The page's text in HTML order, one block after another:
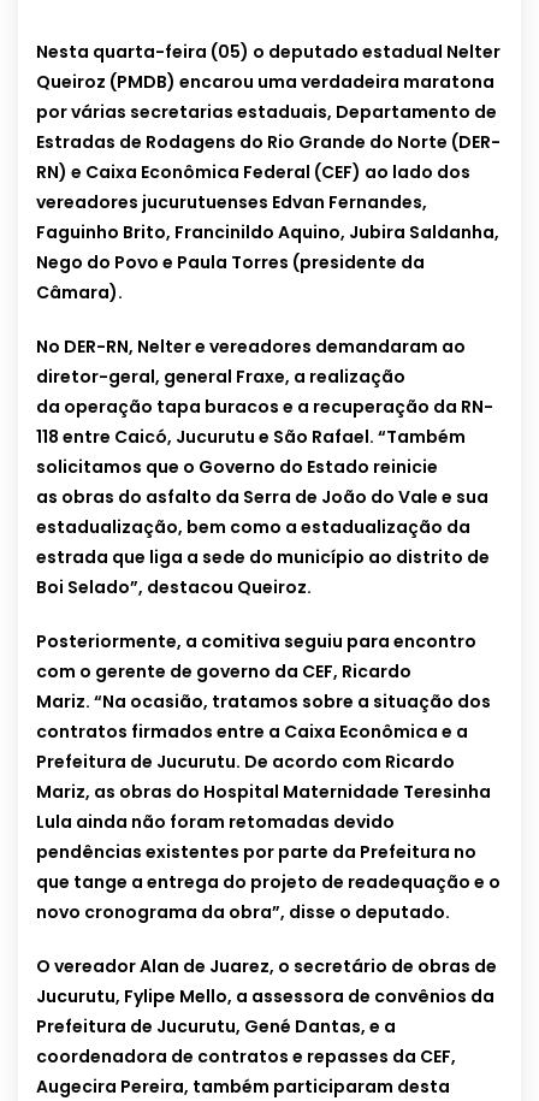
Nesta quarta-feira (05) o deputado estadual Nelter
Queiroz (PMDB) encarou uma verdadeira maratona
por várias secretarias estaduais, Departamento de
Estradas de Rodagens do Rio Grande do Norte (DER-
RN) e Caixa Econômica Federal (CEF) ao lado dos
vereadores jucurutuenses Edvan Fernandes,
Faguinho Brito, Francinildo Aquino, Jubira Saldanha,
Nego do Povo e Paula Torres (presidente da
Câmara).
No DER-RN, Nelter e vereadores demandaram ao
diretor-geral, general Fraxe, a realização
da operação tapa buracos e a recuperação da RN-
118 entre Caicó, Jucurutu e São Rafael. “Também
solicitamos que o Governo do Estado reinicie
as obras do asfalto da Serra de João do Vale e sua
estadualização, bem como a estadualização da
estrada que liga a sede do município ao distrito de
Boi Selado”, destacou Queiroz.
Posteriormente, a comitiva seguiu para encontro
com o gerente de governo da CEF, Ricardo
Mariz. “Na ocasião, tratamos sobre a situação dos
contratos firmados entre a Caixa Econômica e a
Prefeitura de Jucurutu. De acordo com Ricardo
Mariz, as obras do Hospital Maternidade Teresinha
Lula ainda não foram retomadas devido
pendências existentes por parte da Prefeitura no
que tange a entrega do projeto de readequação e o
novo cronograma da obra”, disse o deputado.
O vereador Alan de Juarez, o secretário de obras de
Jucurutu, Fylipe Mello, a assessora de convênios da
Prefeitura de Jucurutu, Gené Dantas, e a
coordenadora de contratos e repasses da CEF,
Augecira Pereira, também participaram desta